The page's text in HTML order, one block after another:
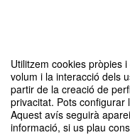
Utilitzem cookies pròpies
volum i la interacció dels
partir de la creació de
privacitat. Pots configurar
Aquest avís seguirà
informació, si us plau
romàniques
Organitzat per Departament
Societat Catalana d’Estudis
Literatura (IEC)